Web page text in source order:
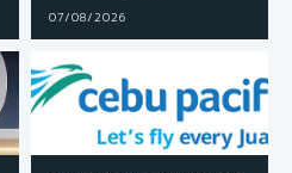
07/08/2026